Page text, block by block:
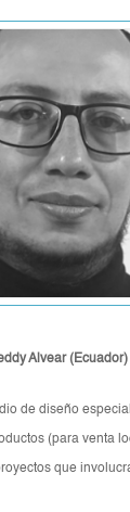
Alvear (Ecuador)
de diseño
(para venta
que